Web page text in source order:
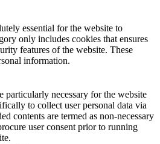
essential for the website to
only includes cookies that ensures
features of the website. These
information.
particularly necessary for the website
to collect user personal data via
contents are termed as non-necessary
user consent prior to running